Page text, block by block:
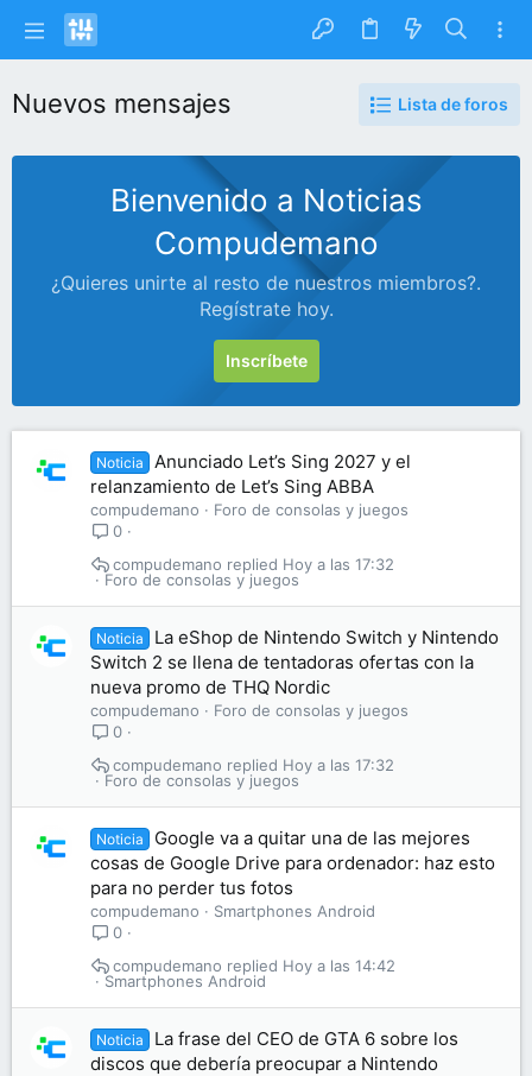
Nuevos mensajes Lista de foros
Bienvenido a Noticias
Compudemano
¿Quieres unirte al resto de nuestros miembros?.
Regístrate hoy.
Inscríbete
Noticia
Anunciado Let’s Sing 2027 y el
relanzamiento de Let’s Sing ABBA
compudemano
Foro de consolas y juegos
0
Foro de consolas y juegos
Hoy a las 17:32
compudemano
Noticia
La eShop de Nintendo Switch y Nintendo
Switch 2 se llena de tentadoras ofertas con la
nueva promo de THQ Nordic
compudemano
Foro de consolas y juegos
0
Foro de consolas y juegos
Hoy a las 17:32
compudemano
Noticia
Google va a quitar una de las mejores
cosas de Google Drive para ordenador: haz esto
para no perder tus fotos
compudemano
Smartphones Android
0
Smartphones Android
Hoy a las 14:42
compudemano
Noticia
La frase del CEO de GTA 6 sobre los
discos que debería preocupar a Nintendo